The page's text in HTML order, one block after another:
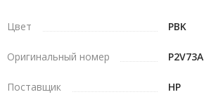
Цвет PBK
Оригинальный номер P2V73A
Поставщик HP